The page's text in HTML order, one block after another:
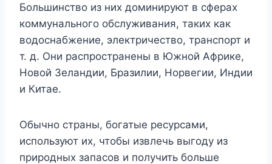
Большинство из них доминируют в сферах
коммунального обслуживания, таких как
водоснабжение, электричество, транспорт и
т. д. Они распространены в Южной Африке,
Новой Зеландии, Бразилии, Норвегии, Индии
и Китае.
Обычно страны, богатые ресурсами,
используют их, чтобы извлечь выгоду из
природных запасов и получить больше